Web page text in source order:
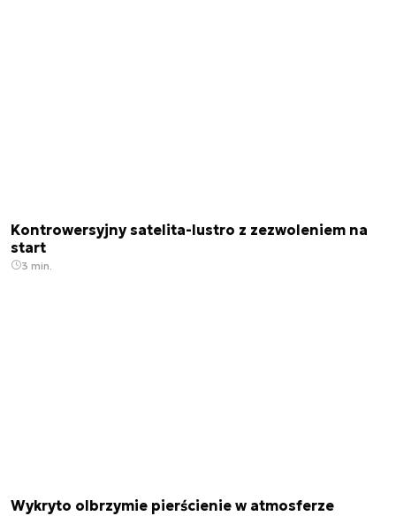
Kontrowersyjny satelita-lustro z zezwoleniem na
start
3 min.
Wykryto olbrzymie pierścienie w atmosferze